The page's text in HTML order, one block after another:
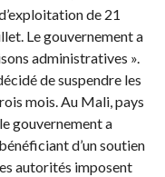
de 21
Le gouvernement a
administratives ».
de suspendre les
mois. Au Mali, pays
gouvernement a
d’un soutien
autorités imposent